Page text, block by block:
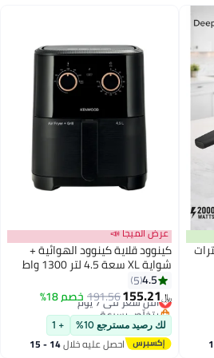
عميقة سعة 3 لترات
عرض الميجا 📣
كينوود قلاية كينوود الهوائية +
شواية XL سعة 4.5 لتر 1300 واط
مع وظيفة الشواء، كتاب وصفات،
دوران هواء ساخن سريع للقلي،
الشواء، التحميص، الخبز والتوست
HFP40.000BK باللون الأسود
4.5
5
﷼‏155.21
191.56خصم 18% أقل سعر في 7 يوم
بتخلّص بسرعة
أقل سعر في 7 يوم
لك رصيد مسترجع 10% + 1
احصل عليه خلال 14 - 15